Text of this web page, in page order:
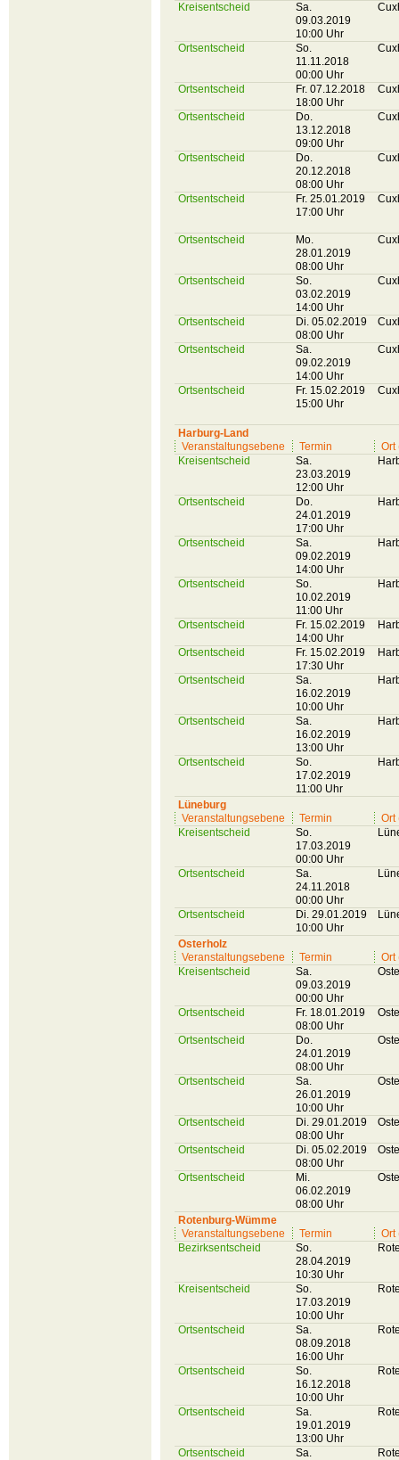
Kreisentscheid
Sa.
09.03.2019
10:00 Uhr
Ortsentscheid
So.
11.11.2018
00:00 Uhr
Ortsentscheid
Fr. 07.12.2018
18:00 Uhr
Ortsentscheid
Do.
13.12.2018
09:00 Uhr
Ortsentscheid
Do.
20.12.2018
08:00 Uhr
Ortsentscheid
Fr. 25.01.2019
17:00 Uhr
Ortsentscheid
Mo.
28.01.2019
08:00 Uhr
Ortsentscheid
So.
03.02.2019
14:00 Uhr
Ortsentscheid
Di. 05.02.2019
08:00 Uhr
Ortsentscheid
Sa.
09.02.2019
14:00 Uhr
Ortsentscheid
Fr. 15.02.2019
15:00 Uhr
Harburg-Land
Veranstaltungsebene
Termin
Ort
Kreisentscheid
Sa.
23.03.2019
12:00 Uhr
Ortsentscheid
Do.
24.01.2019
17:00 Uhr
Ortsentscheid
Sa.
09.02.2019
14:00 Uhr
Ortsentscheid
So.
10.02.2019
11:00 Uhr
Ortsentscheid
Fr. 15.02.2019
14:00 Uhr
Ortsentscheid
Fr. 15.02.2019
17:30 Uhr
Ortsentscheid
Sa.
16.02.2019
10:00 Uhr
Ortsentscheid
Sa.
16.02.2019
13:00 Uhr
Ortsentscheid
So.
17.02.2019
11:00 Uhr
Lüneburg
Veranstaltungsebene
Termin
Ort
Kreisentscheid
So.
17.03.2019
00:00 Uhr
Ortsentscheid
Sa.
24.11.2018
00:00 Uhr
Ortsentscheid
Di. 29.01.2019
10:00 Uhr
Osterholz
Veranstaltungsebene
Termin
Ort
Kreisentscheid
Sa.
09.03.2019
00:00 Uhr
Ortsentscheid
Fr. 18.01.2019
08:00 Uhr
Ortsentscheid
Do.
24.01.2019
08:00 Uhr
Ortsentscheid
Sa.
26.01.2019
10:00 Uhr
Ortsentscheid
Di. 29.01.2019
08:00 Uhr
Ortsentscheid
Di. 05.02.2019
08:00 Uhr
Ortsentscheid
Mi.
06.02.2019
08:00 Uhr
Rotenburg-Wümme
Veranstaltungsebene
Termin
Ort
Bezirksentscheid
So.
28.04.2019
10:30 Uhr
Kreisentscheid
So.
17.03.2019
10:00 Uhr
Ortsentscheid
Sa.
08.09.2018
16:00 Uhr
Ortsentscheid
So.
16.12.2018
10:00 Uhr
Ortsentscheid
Sa.
19.01.2019
13:00 Uhr
Ortsentscheid Sa.